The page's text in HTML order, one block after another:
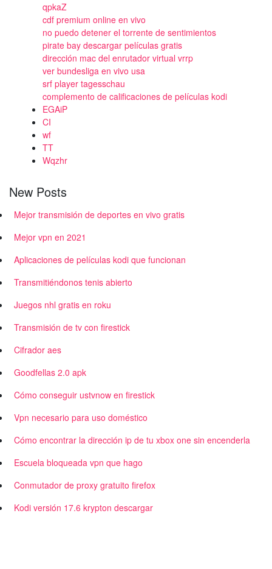
qpkaZ
cdf premium online en vivo
no puedo detener el torrente de sentimientos
pirate bay descargar películas gratis
dirección mac del enrutador virtual vrrp
ver bundesliga en vivo usa
srf player tagesschau
complemento de calificaciones de películas kodi
EGAiP
CI
wf
TT
Wqzhr
New Posts
Mejor transmisión de deportes en vivo gratis
Mejor vpn en 2021
Aplicaciones de películas kodi que funcionan
Transmitiéndonos tenis abierto
Juegos nhl gratis en roku
Transmisión de tv con firestick
Cifrador aes
Goodfellas 2.0 apk
Cómo conseguir ustvnow en firestick
Vpn necesario para uso doméstico
Cómo encontrar la dirección ip de tu xbox one sin encenderla
Escuela bloqueada vpn que hago
Conmutador de proxy gratuito firefox
Kodi versión 17.6 krypton descargar